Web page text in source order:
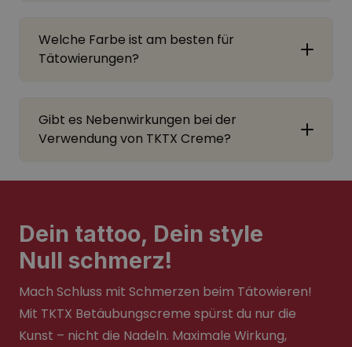
Welche Farbe ist am besten für
Tätowierungen?
Gibt es Nebenwirkungen bei der
Verwendung von TKTX Creme?
Dein tattoo, Dein style
Null schmerz!
Mach Schluss mit Schmerzen beim Tätowieren!
Mit TKTX Betäubungscreme spürst du nur die
Kunst – nicht die Nadeln. Maximale Wirkung,